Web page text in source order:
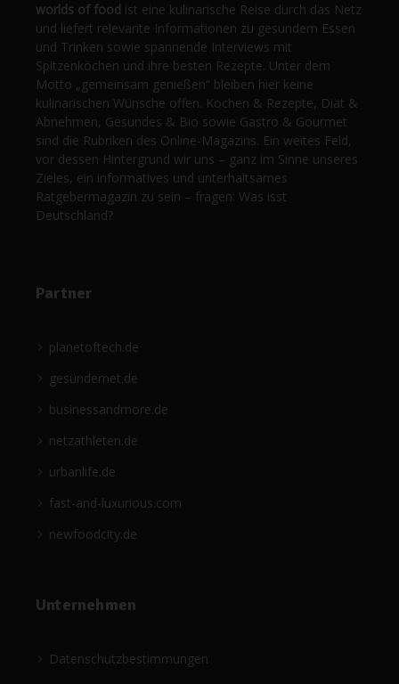
worlds of food ist eine kulinarische Reise durch das Netz
und liefert relevante Informationen zu gesundem Essen
und Trinken sowie spannende Interviews mit
Spitzenköchen und ihre besten Rezepte. Unter dem
Motto „gemeinsam genießen“ bleiben hier keine
kulinarischen Wünsche offen. Kochen & Rezepte, Diät &
Abnehmen, Gesundes & Bio sowie Gastro & Gourmet
sind die Rubriken des Online-Magazins. Ein weites Feld,
vor dessen Hintergrund wir uns – ganz im Sinne unseres
Zieles, ein informatives und unterhaltsames
Ratgebermagazin zu sein – fragen: Was isst
Deutschland?
Partner
planetoftech.de
gesündernet.de
businessandmore.de
netzathleten.de
urbanlife.de
fast-and-luxurious.com
newfoodcity.de
Unternehmen
Datenschutzbestimmungen